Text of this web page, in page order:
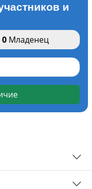
и
0Младенец